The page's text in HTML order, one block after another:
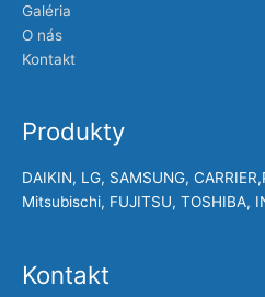
Galéria
O nás
Kontakt
Produkty
DAIKIN, LG, SAMSUNG,
Mitsubischi, FUJITSU, TOSHIBA,
Kontakt